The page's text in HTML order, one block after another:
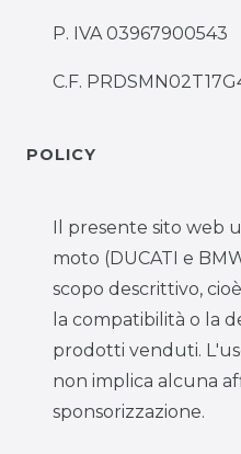
P. IVA 03967900543
C.F.
POLICY
Il presente sito web
moto (DUCATI e
scopo descrittivo,
la compatibilità o la
prodotti venduti.
non implica alcuna
sponsorizzazione.